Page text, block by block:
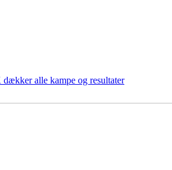
alle kampe og resultater